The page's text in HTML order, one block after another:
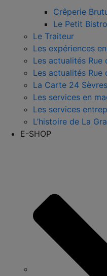
Crêperie
Le Petit
Le Traiteur
Les expériences
Les actualités Rue
Les actualités Rue
La Carte 24 Sèvres
Les services en
Les services
L’histoire de La
E-SHOP